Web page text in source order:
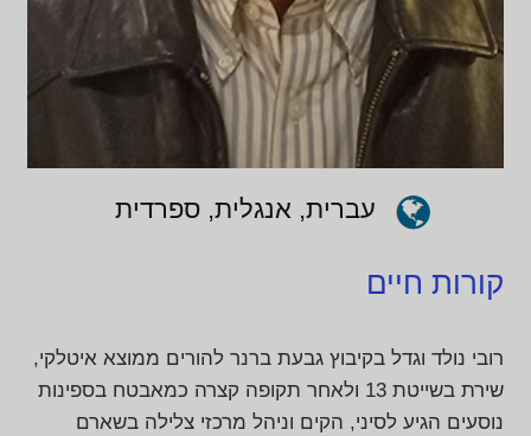
עברית, אנגלית, ספרדית
קורות חיים
רובי נולד וגדל בקיבוץ גבעת ברנר להורים ממוצא איטלקי,
שירת בשייטת 13 ולאחר תקופה קצרה כמאבטח בספינות
נוסעים הגיע לסיני, הקים וניהל מרכזי צלילה בשארם